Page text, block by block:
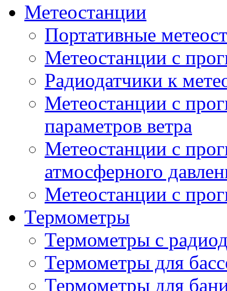
Метеостанции
Портативные
Метеостанции с
Радиодатчики к
Метеостанции с
параметров ветра
Метеостанции с
атмосферного
Метеостанции с
Термометры
Термометры с
Термометры для
Термометры для